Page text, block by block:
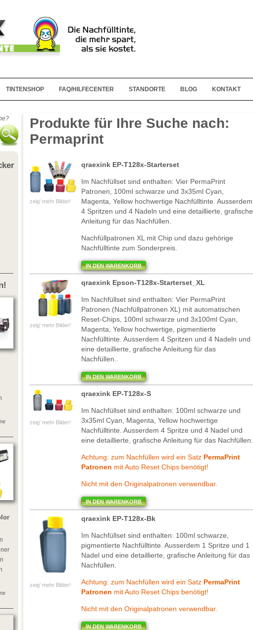
TINTENSHOP FAQ/HILFECENTER STANDORTE BLOG KONTAKT
Produkte für Ihre Suche nach:
Permaprint
zeig' mehr Bilder!
qraexink EP-T128x-Starterset
Im Nachfüllset sind enthalten: Vier PermaPrint
Patronen, 100ml schwarze und 3x35ml Cyan,
Magenta, Yellow hochwertige Nachfülltinte. Ausserdem
4 Spritzen und 4 Nadeln und eine detaillierte, grafische
Anleitung für das Nachfüllen.
Nachfüllpatronen XL mit Chip und dazu gehörige
Nachfülltinte zum Sonderpreis.
IN DEN WARENKORB
zeig' mehr Bilder!
qraexink Epson-T128x-Starterset_XL
Im Nachfüllset sind enthalten: Vier PermaPrint
Patronen (Nachfüllpatronen XL) mit automatischen
Reset-Chips, 100ml schwarze und 3x100ml Cyan,
Magenta, Yellow hochwertige, pigmentierte
Nachfülltinte. Ausserdem 4 Spritzen und 4 Nadeln und
eine detaillierte, grafische Anleitung für das
Nachfüllen..
IN DEN WARENKORB
zeig' mehr Bilder!
qraexink EP-T128x-S
Im Nachfüllset sind enthalten: 100ml schwarze und
3x35ml Cyan, Magenta, Yellow hochwertige
Nachfülltinte. Ausserdem 4 Spritze und 4 Nadel und
eine detaillierte, grafische Anleitung für das Nachfüllen.
Achtung: zum Nachfüllen wird ein Satz PermaPrint
Patronen mit Auto Reset Chips benötigt!
Nicht mit den Originalpatronen verwendbar.
IN DEN WARENKORB
zeig' mehr Bilder!
qraexink EP-T128x-Bk
Im Nachfüllset sind enthalten: 100ml schwarze,
pigmentierte Nachfülltinte. Ausserdem 1 Spritze und 1
Nadel und eine detaillierte, grafische Anleitung für das
Nachfüllen.
Achtung: zum Nachfüllen wird ein Satz PermaPrint
Patronen mit Auto Reset Chips benötigt!
Nicht mit den Originalpatronen verwendbar.
IN DEN WARENKORB